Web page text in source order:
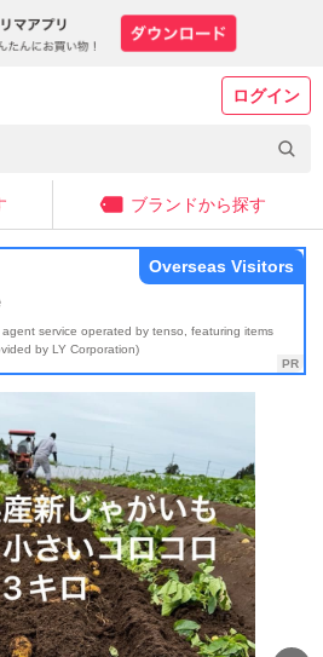
ログイン
ブランドから探す
service operated by tenso, featuring items
by LY Corporation)
Overseas Visitors